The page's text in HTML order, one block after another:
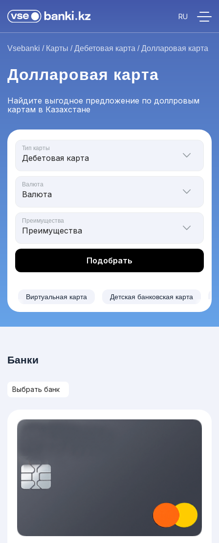
Vsebanki / Карты /Дебетовая карта /Долларовая карта
Долларовая карта
Найдите выгодное предложение по доллровым
картам в Казахстане
Тип карты
Валюта
Преимущества
Подобрать
Виртуальная карта Детская банковская карта
Банки